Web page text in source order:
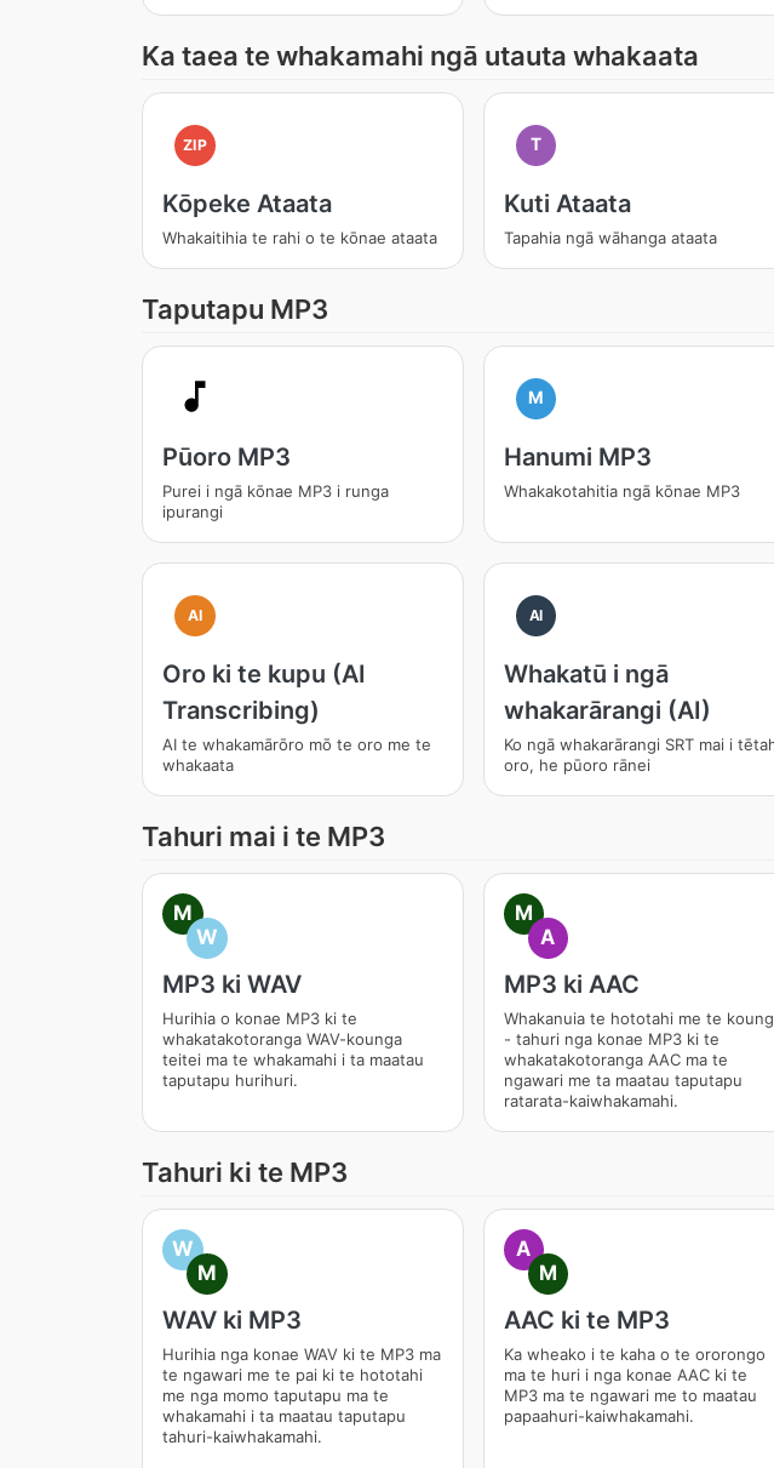
Ka taea te whakamahi ngā utauta whakaata
ZIP
Kōpeke Ataata
Whakaitihia te rahi o te kōnae ataata
T
Kuti Ataata
Tapahia ngā wāhanga ataata
Taputapu MP3
Pūoro MP3
Purei i ngā kōnae MP3 i runga
ipurangi
M
Hanumi MP3
Whakakotahitia ngā kōnae MP3
AI
Oro ki te kupu (AI
Transcribing)
AI te whakamārōro mō te oro me te
whakaata
AI
Whakatū i ngā
whakarārangi (AI)
Ko ngā whakarārangi SRT mai i
oro, he pūoro rānei
Tahuri mai i te MP3
M
W
MP3 ki WAV
Hurihia o konae MP3 ki te
whakatakotoranga WAV-kounga
teitei ma te whakamahi i ta maatau
taputapu hurihuri.
M
A
MP3 ki AAC
Whakanuia te hototahi me te
- tahuri nga konae MP3 ki te
whakatakotoranga AAC ma te
ngawari me ta maatau taputapu
ratarata-kaiwhakamahi.
Tahuri ki te MP3
W
M
WAV ki MP3
Hurihia nga konae WAV ki te MP3 ma
te ngawari me te pai ki te hototahi
me nga momo taputapu ma te
whakamahi i ta maatau taputapu
tahuri-kaiwhakamahi.
A
M
AAC ki te MP3
Ka wheako i te kaha o te ororongo
ma te huri i nga konae AAC ki te
MP3 ma te ngawari me to maatau
papaahuri-kaiwhakamahi.